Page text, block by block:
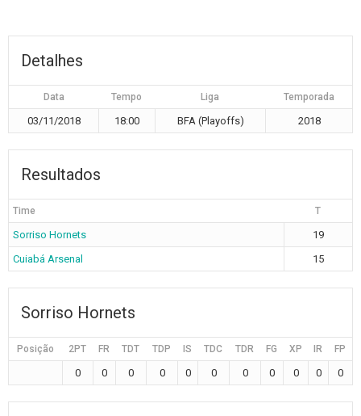
Detalhes
Data Tempo Liga Temporada
03/11/2018 18:00 BFA (Playoffs) 2018
Resultados
Time T
Sorriso Hornets
19
Cuiabá Arsenal
15
Sorriso Hornets
Posição 2PT FR TDT TDP IS TDC TDR FG XP IR FP
0 0 0 0 0 0 0 0 0 0 0